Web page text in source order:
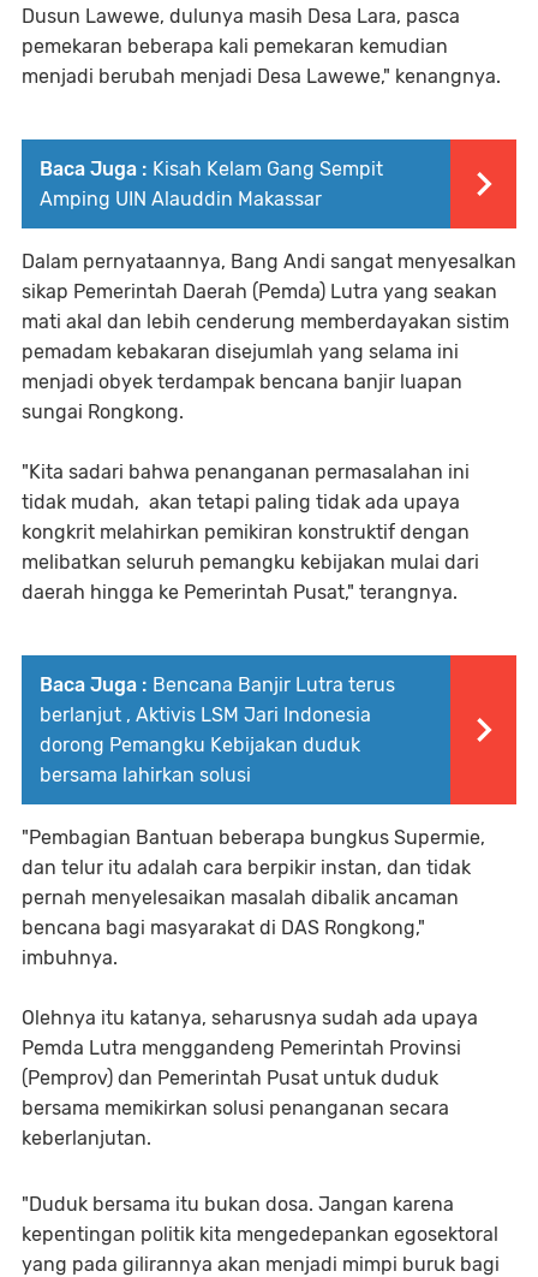
Dusun Lawewe, dulunya masih Desa Lara, pasca
pemekaran beberapa kali pemekaran kemudian
menjadi berubah menjadi Desa Lawewe," kenangnya.
Baca Juga : Kisah Kelam Gang Sempit
Amping UIN Alauddin Makassar
Dalam pernyataannya, Bang Andi sangat menyesalkan
sikap Pemerintah Daerah (Pemda) Lutra yang seakan
mati akal dan lebih cenderung memberdayakan sistim
pemadam kebakaran disejumlah yang selama ini
menjadi obyek terdampak bencana banjir luapan
sungai Rongkong.
"Kita sadari bahwa penanganan permasalahan ini
tidak mudah, akan tetapi paling tidak ada upaya
kongkrit melahirkan pemikiran konstruktif dengan
melibatkan seluruh pemangku kebijakan mulai dari
daerah hingga ke Pemerintah Pusat," terangnya.
Baca Juga : Bencana Banjir Lutra terus
berlanjut , Aktivis LSM Jari Indonesia
dorong Pemangku Kebijakan duduk
bersama lahirkan solusi
"Pembagian Bantuan beberapa bungkus Supermie,
dan telur itu adalah cara berpikir instan, dan tidak
pernah menyelesaikan masalah dibalik ancaman
bencana bagi masyarakat di DAS Rongkong,"
imbuhnya.
Olehnya itu katanya, seharusnya sudah ada upaya
Pemda Lutra menggandeng Pemerintah Provinsi
(Pemprov) dan Pemerintah Pusat untuk duduk
bersama memikirkan solusi penanganan secara
keberlanjutan.
"Duduk bersama itu bukan dosa. Jangan karena
kepentingan politik kita mengedepankan egosektoral
yang pada gilirannya akan menjadi mimpi buruk bagi